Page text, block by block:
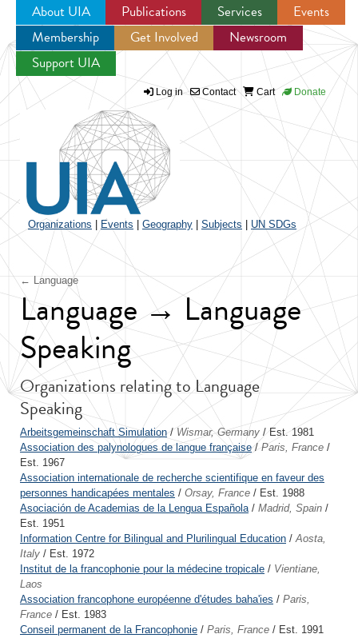
Jump to navigation
About UIA Publications Services
Events
Membership
Get Involved
Newsroom
Support UIA
Log in Contact Cart Donate
Organizations Events Geography Subjects UN SDGs
← Language
Language → Language
Speaking
Organizations relating to Language
Speaking
Arbeitsgemeinschaft Simulation/ Wismar, Germany / Est. 1981
Association des palynologues de langue française/Paris, France /
Est. 1967
Association internationale de recherche scientifique en faveur des
personnes handicapées mentales / Orsay, France / Est. 1988
Asociación de Academias de la Lengua Española/ Madrid, Spain /
Est. 1951
Information Centre for Bilingual and Plurilingual Education /Aosta,
Italy / Est. 1972
Institut de la francophonie pour la médecine tropicale / Vientiane,
Laos
Association francophone européenne d'études baha'ies / Paris,
France / Est. 1983
Conseil permanent de la Francophonie / Paris, France / Est. 1991